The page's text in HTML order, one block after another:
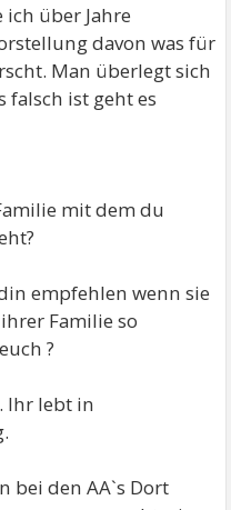
ich über Jahre
davon was für
Man überlegt sich
falsch ist geht es
mit dem du
empfehlen wenn sie
Familie so
?
Ihr lebt in
bei den AA`s Dort